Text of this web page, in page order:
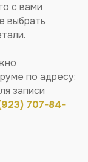
с вами
выбрать
по адресу:
записи
707-84-